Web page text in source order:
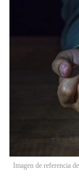
Imagen de referencia